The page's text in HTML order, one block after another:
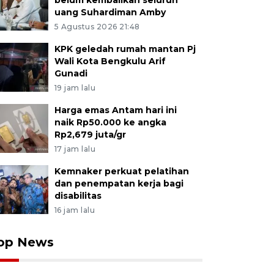
uang Suhardiman Amby
5 Agustus 2026 21:48
KPK geledah rumah mantan Pj
Wali Kota Bengkulu Arif
Gunadi
19 jam lalu
Harga emas Antam hari ini
naik Rp50.000 ke angka
Rp2,679 juta/gr
17 jam lalu
Kemnaker perkuat pelatihan
dan penempatan kerja bagi
disabilitas
16 jam lalu
News